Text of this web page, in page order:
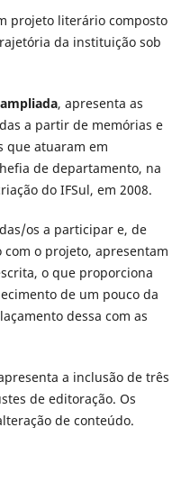
projeto literário composto
da instituição sob
, apresenta as
a partir de memórias e
que atuaram em
de departamento, na
do IFSul, em 2008.
os a participar e, de
o projeto, apresentam
o que proporciona
de um pouco da
dessa com as
a inclusão de três
de editoração. Os
de conteúdo.